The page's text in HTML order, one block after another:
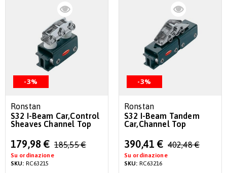
-3%
Ronstan
S32 I-Beam Car,Control
Sheaves Channel Top
Special
Price
179,98 € 185,55 €
Su ordinazione
SKU: RC63215
-3%
Ronstan
S32 I-Beam Tandem
Car,Channel Top
Special
Price
390,41 € 402,48 €
Su ordinazione
SKU: RC63216